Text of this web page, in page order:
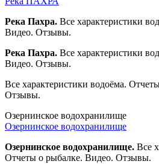
Река Пахра. Все характеристики
Видео. Отзывы.
Река Пахра. Все характеристики
Видео. Отзывы.
Все характеристики водоёма.
Отзывы.
Озернинское водохранилище
Озернинское водохранилище
Озернинское водохранилище. Все
Отчеты о рыбалке. Видео. Отзывы.